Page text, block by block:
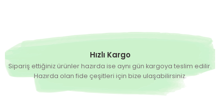
Hızlı Kargo
Sipariş ettiğiniz ürünler hazırda ise aynı gün kargoya teslim edilir.
Hazırda olan fide çeşitleri için bize ulaşabilirsiniz.